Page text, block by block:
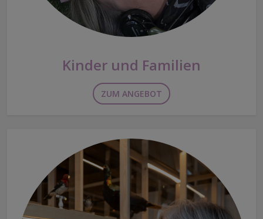
Kinder und Familien
ZUM ANGEBOT